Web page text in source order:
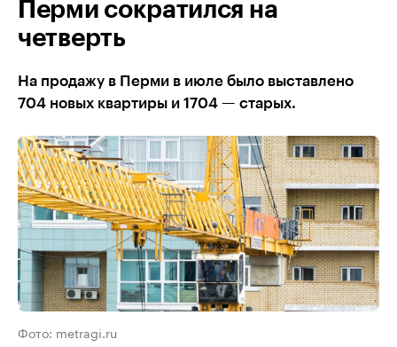
Перми сократился на
четверть
На продажу в Перми в июле было выставлено
704 новых квартиры и 1704 — старых.
Фото: metragi.ru